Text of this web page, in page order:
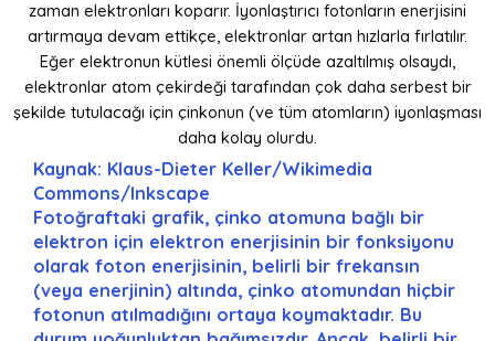
Kaynak: Klaus-Dieter Keller/Wikimedia
Commons/Inkscape
Fotoğraftaki grafik, çinko atomuna bağlı bir
elektron için elektron enerjisinin bir fonksiyonu
olarak foton enerjisinin, belirli bir frekansın
(veya enerjinin) altında, çinko atomundan hiçbir
fotonun atılmadığını ortaya koymaktadır. Bu